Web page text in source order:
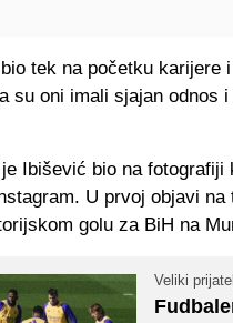
tek na početku
su oni imali sjajan odnos
Ibišević bio na
U prvoj objavi
golu za BiH na
Veliki